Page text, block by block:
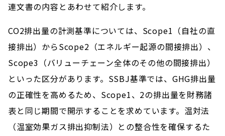
連文書の内容とあわせて紹介します。
CO2排出量の計測基準については、Scope1（自社の直
接排出）からScope2（エネルギー起源の間接排出）、
Scope3（バリューチェーン全体のその他の間接排出）
といった区分があります。SSBJ基準では、GHG排出量
の正確性を高めるため、Scope1、2の排出量を財務諸
表と同じ期間で開示することを求めています。温対法
（温室効果ガス排出抑制法）との整合性を確保するた